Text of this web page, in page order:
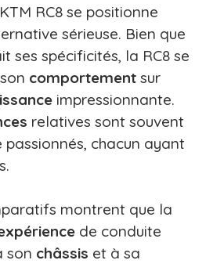
RC8 se positionne
sérieuse. Bien que
ses spécificités, la RC8 se
comportement sur
impressionnante.
relatives sont souvent
passionnés, chacun ayant
montrent que la
de conduite
son châssis et à sa